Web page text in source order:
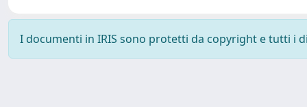
I documenti in IRIS sono protetti da copyright e tutti i